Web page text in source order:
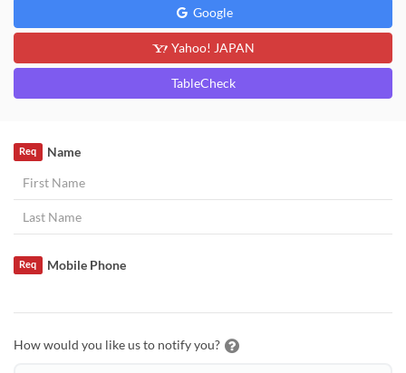
Google
Yahoo! JAPAN
TableCheck
Name
Req
Mobile Phone
Req
How would you like us to notify you?